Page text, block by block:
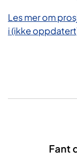
Les mer om
i (ikke
Fant